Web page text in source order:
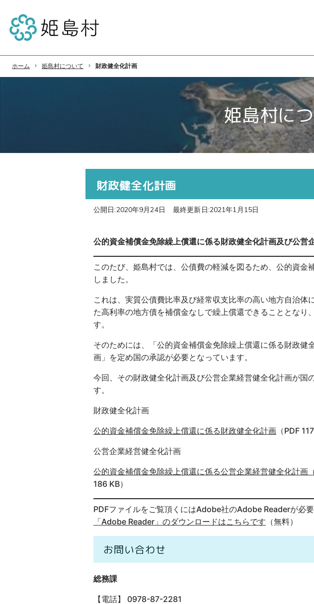
ホーム 姫島村について 財政健全化計画
姫島村に
財政健全化計画
公開日:2020年9月24日 最終更新日:2021年1月15日
公的資金補償金免除繰上償還に係る財政健全化計画及び公営
このたび、姫島村では、公債費の軽減を図るため、公的資金
しました。
これは、実質公債費比率及び経常収支比率の高い地方自治体
た高利率の地方債を補償金なしで繰上償還できることとなり
す。
そのためには、「公的資金補償金免除繰上償還に係る財政健
画」を定め国の承認が必要となっています。
今回、その財政健全化計画及び公営企業経営健全化計画が国
す。
財政健全化計画
公的資金補償金免除繰上償還に係る財政健全化計画 （PDF
公営企業経営健全化計画
公的資金補償金免除繰上償還に係る公営企業経営健全化計画
186 KB）
PDFファイルをご覧頂くにはAdobe社のAdobe Readerが必要
「Adobe Reader」のダウンロードはこちらです （無料）
お問い合わせ
総務課
【電話】 0978-87-2281